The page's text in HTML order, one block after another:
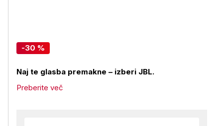
-30 %
Naj te glasba premakne – izberi JBL.
Preberite več